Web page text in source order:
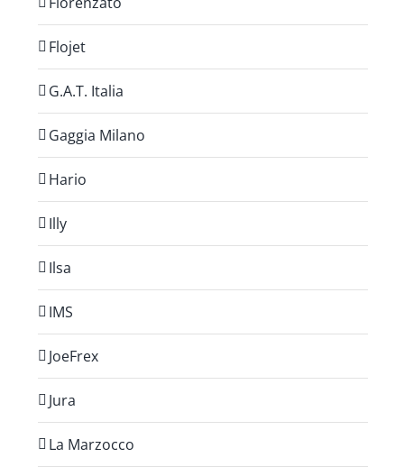
Flojet
G.A.T. Italia
Gaggia Milano
Hario
Illy
Ilsa
IMS
JoeFrex
Jura
La Marzocco